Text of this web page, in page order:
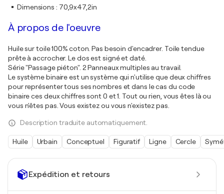
Expédition et retours
Dimensions : 70,9x47,2in
À propos de l'oeuvre
Huile sur toile 100% coton. Pas besoin d'encadrer. Toile tendue
prête à accrocher. Le dos est signé et daté.
Série "Passage piéton". 2 Panneaux multiples au travail.
Le système binaire est un système qui n'utilise que deux chiffres
pour représenter tous ses nombres et dans le cas du code
binaire ces deux chiffres sont 0 et 1. Tout ou rien, vous êtes là ou
vous n'êtes pas. Vous existez ou vous n'existez pas.
Description traduite automatiquement.
Huile Urbain Conceptuel Figuratif Ligne Cercle